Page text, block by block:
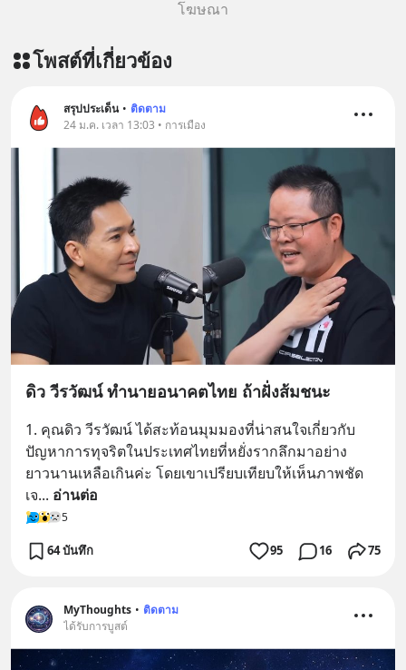
โฆษณา
โพสต์ที่เกี่ยวข้อง
สรุปประเด็น • ติดตาม
24 ม.ค. เวลา 13:03 • การเมือง
ดิว วีรวัฒน์ ทำนายอนาคตไทย ถ้าฝั่งส้มชนะ
1. คุณดิว วีรวัฒน์ ได้สะท้อนมุมมองที่น่าสนใจเกี่ยวกับ
ปัญหาการทุจริตในประเทศไทยที่หยั่งรากลึกมาอย่าง
ยาวนานเหลือเกินค่ะ โดยเขาเปรียบเทียบให้เห็นภาพชัด
เจ... อ่านต่อ
5
64 บันทึก 95 16 75
MyThoughts • ติดตาม
ได้รับการบูสต์